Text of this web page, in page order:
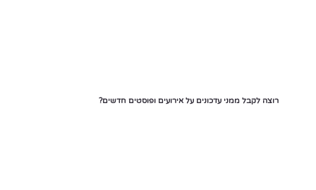
רוצה לקבל ממני עדכונים על אירועים ופוסטים חדשים?